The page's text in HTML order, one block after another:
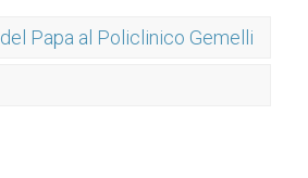
Papa al Policlinico Gemelli